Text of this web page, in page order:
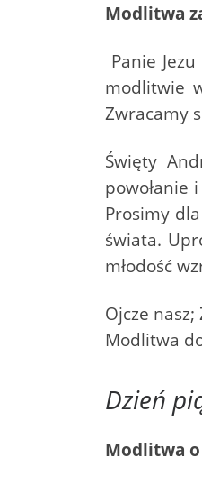
Modlitwa
Panie
modlitwie
Zwracamy
Święty
powołanie
Prosimy
świata.
młodość
Ojcze
Modlitwa
Dzień
Modlitwa